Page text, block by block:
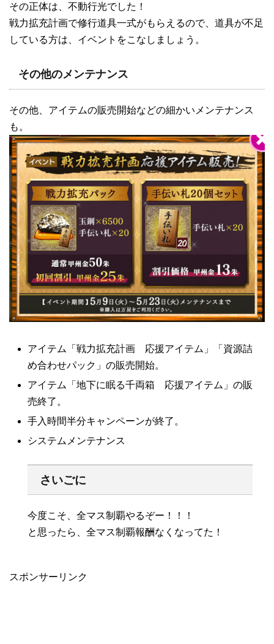
その正体は、不動行光でした！
戦力拡充計画で修行道具一式がもらえるので、道具が不足
している方は、イベントをこなしましょう。
その他のメンテナンス
その他、アイテムの販売開始などの細かいメンテナンス
も。
アイテム「戦力拡充計画 応援アイテム」「資源詰
め合わせパック」の販売開始。
アイテム「地下に眠る千両箱 応援アイテム」の販
売終了。
手入時間半分キャンペーンが終了。
システムメンテナンス
さいごに
今度こそ、全マス制覇やるぞー！！！
と思ったら、全マス制覇報酬なくなってた！